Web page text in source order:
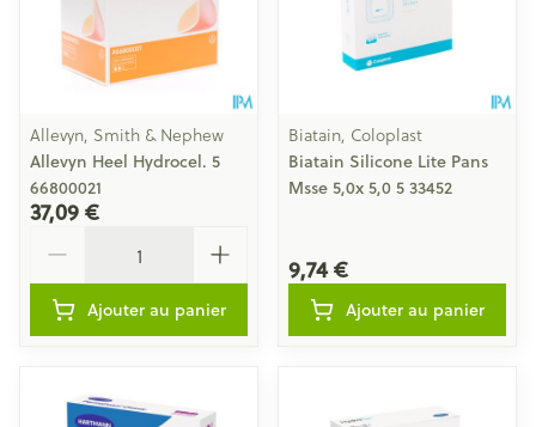
Allevyn, Smith & Nephew
Allevyn Heel Hydrocel. 5
66800021
37,09 €
Ajouter au panier
Biatain, Coloplast
Biatain Silicone Lite Pans
Msse 5,0x 5,0 5 33452
9,74 €
Ajouter au panier